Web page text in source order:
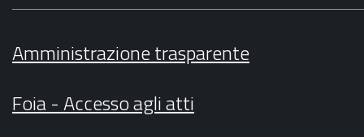
Amministrazione trasparente
Foia - Accesso agli atti